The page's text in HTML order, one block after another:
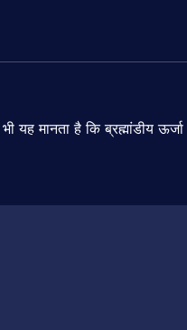
भीयहमानताहैकिब्रह्मांडीयऊर्जा